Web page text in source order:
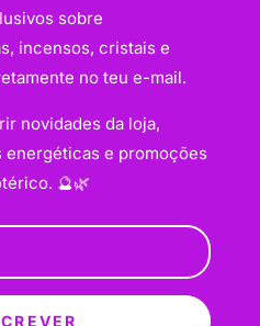
sobre
incensos, cristais e
no teu e-mail.
novidades da loja,
e promoções
🔮🌿